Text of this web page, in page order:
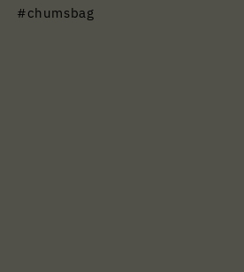
#chumsbag